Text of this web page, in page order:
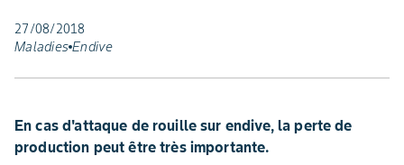
27/08/2018
Maladies Endive
En cas d'attaque de rouille sur endive, la perte de
production peut être très importante.